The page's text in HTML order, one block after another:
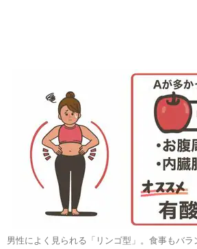
男性によく見られる「リンゴ型」。食事もバ